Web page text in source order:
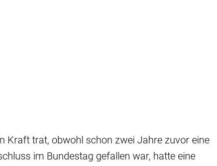
Kraft trat, obwohl schon zwei Jahre zuvor eine
im Bundestag gefallen war, hatte eine